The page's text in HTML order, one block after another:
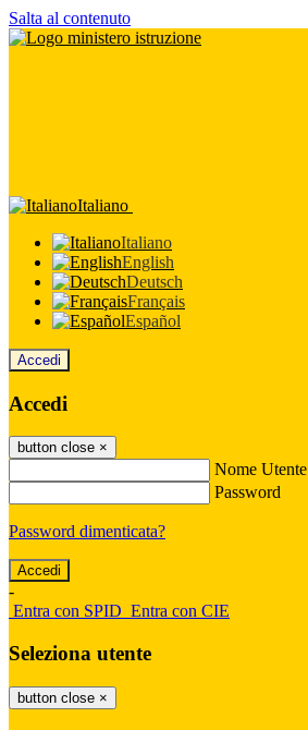
Salta al contenuto
Italiano
Italiano
English
Deutsch
Français
Español
Accedi
Accedi
button close ×
Nome Utente
Password
Password dimenticata?
-
Entra con SPID Entra con CIE
Seleziona utente
button close ×